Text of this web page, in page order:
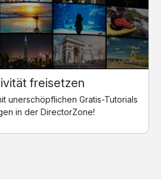
freisetzen
unerschöpflichen Gratis-Tutorials
in der DirectorZone!